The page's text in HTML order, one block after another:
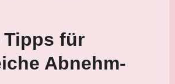
Tipps für
Abnehm-